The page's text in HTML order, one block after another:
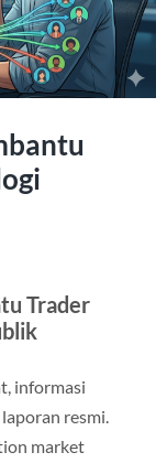
Trader
informasi
resmi.
market